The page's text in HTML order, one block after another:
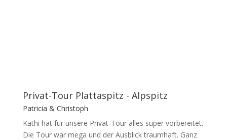
Privat-Tour Plattaspitz - Alpspitz
Patricia & Christoph
Kathi hat für unsere Privat-Tour alles super vorbereitet.
Die Tour war mega und der Ausblick traumhaft. Ganz